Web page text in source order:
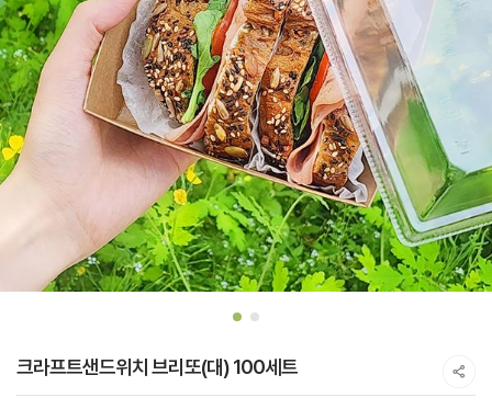
크라프트샌드위치 브리또(대) 100세트